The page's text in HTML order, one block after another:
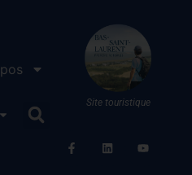
Site touristique